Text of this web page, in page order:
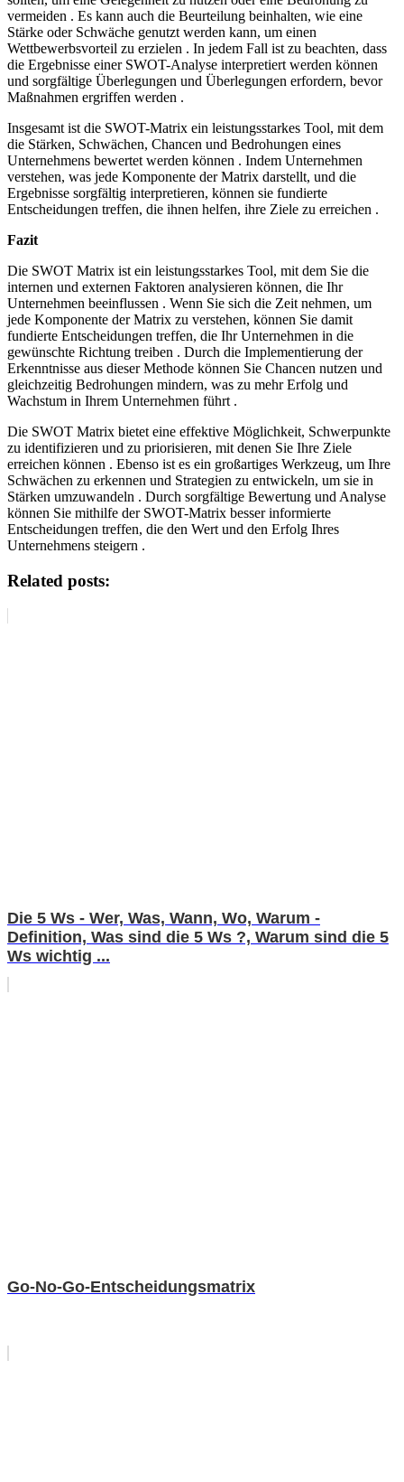
vermeiden . Es kann auch die Beurteilung beinhalten, wie eine
Stärke oder Schwäche genutzt werden kann, um einen
Wettbewerbsvorteil zu erzielen . In jedem Fall ist zu beachten, dass
die Ergebnisse einer SWOT-Analyse interpretiert werden können
und sorgfältige Überlegungen und Überlegungen erfordern, bevor
Maßnahmen ergriffen werden .
Insgesamt ist die SWOT-Matrix ein leistungsstarkes Tool, mit dem
die Stärken, Schwächen, Chancen und Bedrohungen eines
Unternehmens bewertet werden können . Indem Unternehmen
verstehen, was jede Komponente der Matrix darstellt, und die
Ergebnisse sorgfältig interpretieren, können sie fundierte
Entscheidungen treffen, die ihnen helfen, ihre Ziele zu erreichen .
Fazit
Die SWOT Matrix ist ein leistungsstarkes Tool, mit dem Sie die
internen und externen Faktoren analysieren können, die Ihr
Unternehmen beeinflussen . Wenn Sie sich die Zeit nehmen, um
jede Komponente der Matrix zu verstehen, können Sie damit
fundierte Entscheidungen treffen, die Ihr Unternehmen in die
gewünschte Richtung treiben . Durch die Implementierung der
Erkenntnisse aus dieser Methode können Sie Chancen nutzen und
gleichzeitig Bedrohungen mindern, was zu mehr Erfolg und
Wachstum in Ihrem Unternehmen führt .
Die SWOT Matrix bietet eine effektive Möglichkeit, Schwerpunkte
zu identifizieren und zu priorisieren, mit denen Sie Ihre Ziele
erreichen können . Ebenso ist es ein großartiges Werkzeug, um Ihre
Schwächen zu erkennen und Strategien zu entwickeln, um sie in
Stärken umzuwandeln . Durch sorgfältige Bewertung und Analyse
können Sie mithilfe der SWOT-Matrix besser informierte
Entscheidungen treffen, die den Wert und den Erfolg Ihres
Unternehmens steigern .
Related posts:
Die 5 Ws - Wer, Was, Wann, Wo, Warum -
Definition, Was sind die 5 Ws ?, Warum sind die 5
Ws wichtig ...
Go-No-Go-Entscheidungsmatrix